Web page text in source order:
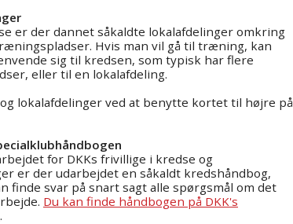
er der dannet såkaldte lokalafdelinger omkring
Hvis man vil gå til træning, kan
sig til kredsen, som typisk har flere
eller til en lokalafdeling.
lokalafdelinger ved at benytte kortet til højre på
for DKKs frivillige i kredse og
er der udarbejdet en såkaldt kredshåndbog,
finde svar på snart sagt alle spørgsmål om det
Du kan finde håndbogen på DKK's
.